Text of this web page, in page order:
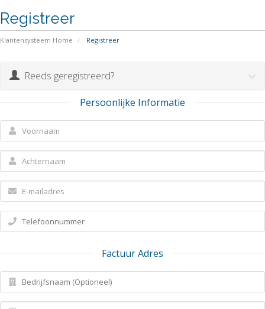
Registreer
Klantensysteem Home Registreer
Reeds geregistreerd?
Persoonlijke Informatie
Factuur Adres